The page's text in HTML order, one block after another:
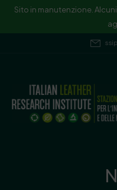
Sito in manutenzione.